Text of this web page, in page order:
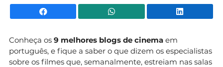
Facebook WhatsApp
Conheça os 9 melhores blogs de cinema em
português, e fique a saber o que dizem os especialistas
sobre os filmes que, semanalmente, estreiam nas salas